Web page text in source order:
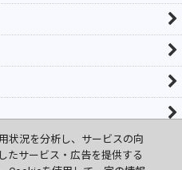
・SKIMPベルト34mm幅専用品
材を使用。
耐塩素性。
円
ョン選択
状況を分析し、サービスの向
たサービス・広告を提供する